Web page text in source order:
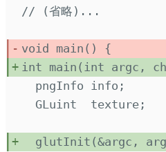
// (省略)...
void main ()
{
int main ( int argc ,
pngInfo info ;
GLuint  texture ;
glutInit (&argc ,